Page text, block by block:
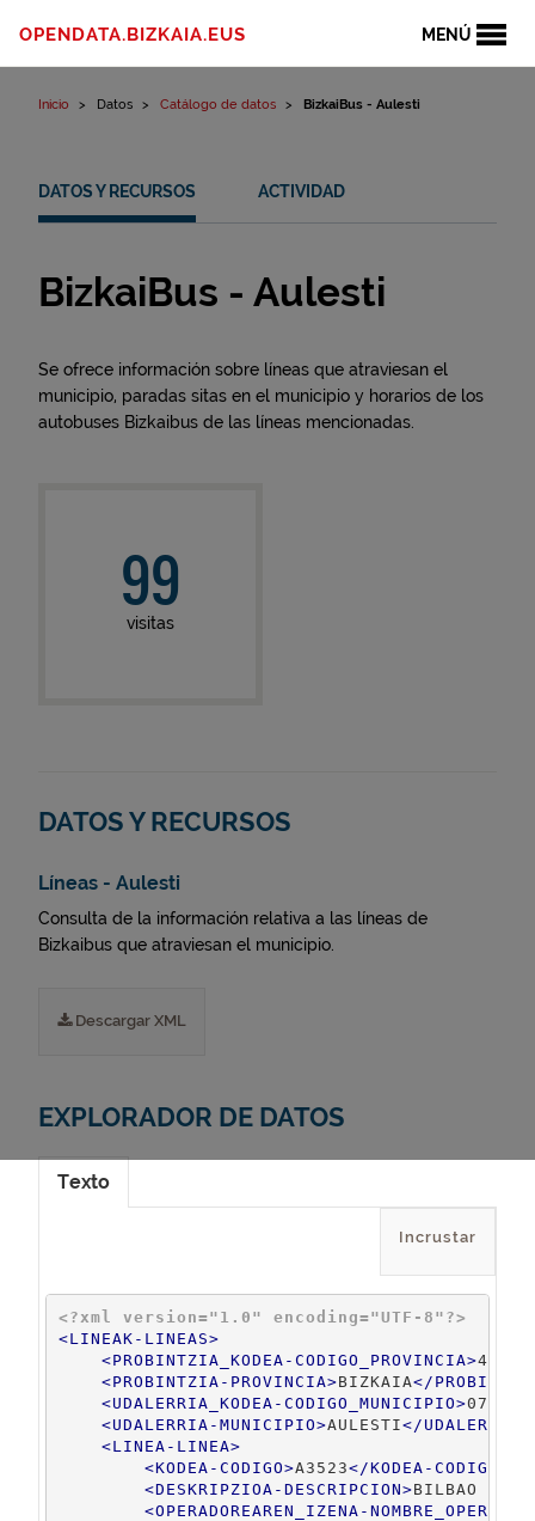
MENÚ
OPENDATA.BIZKAIA.EUS
Inicio Datos Catálogo de datos BizkaiBus - Aulesti
DATOS Y RECURSOS ACTIVIDAD
BizkaiBus - Aulesti
Se ofrece información sobre líneas que atraviesan el
municipio, paradas sitas en el municipio y horarios de los
autobuses Bizkaibus de las líneas mencionadas.
99
visitas
DATOS Y RECURSOS
Líneas - Aulesti
Consulta de la información relativa a las líneas de
Bizkaibus que atraviesan el municipio.
Descargar XML
EXPLORADOR DE DATOS
Texto
Incrustar
<?xml version="1.0" encoding="UTF-8"?>
<LINEAK-LINEAS>
<PROBINTZIA_KODEA-CODIGO_PROVINCIA>48
<PROBINTZIA-PROVINCIA>BIZKAIA</
<UDALERRIA_KODEA-CODIGO_MUNICIPIO>070
<UDALERRIA-MUNICIPIO>AULESTI</
<LINEA-LINEA>
<KODEA-CODIGO>A3523</KODEA-CODIGO
<DESKRIPZIOA-DESCRIPCION>BILBAO -
<OPERADOREAREN_IZENA-NOMBRE_OPERADOR